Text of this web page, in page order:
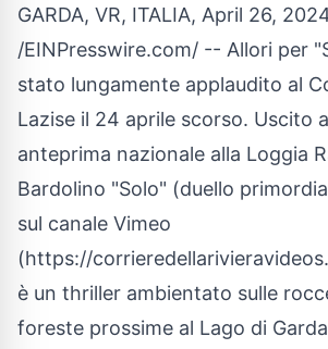
GARDA, VR, ITALIA, April 26,
/EINPresswire.com/ -- Allori per "
stato lungamente applaudito al
Lazise il 24 aprile scorso. Uscito
anteprima nazionale alla Loggia
Bardolino "Solo" (duello
sul canale Vimeo
(https://
è un thriller ambientato sulle
foreste prossime al Lago di